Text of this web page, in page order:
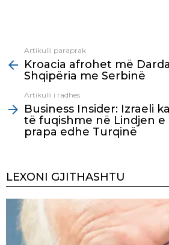
more
Artikulli paraprak
Kroacia afrohet më
Shqipëria me Serbinë
Artikulli i radhës
Business Insider: Izraeli
të fuqishme në Lindjen e
prapa edhe Turqinë
LEXONI GJITHASHTU